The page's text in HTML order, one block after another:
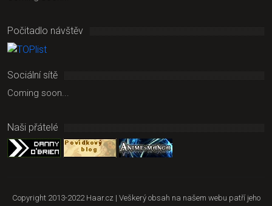
Počitadlo návštěv
Sociální sítě
Coming soon...
Naši přátelé
Copyright 2013-2022 Haar.cz | Veškerý obsah na našem webu patří jeho